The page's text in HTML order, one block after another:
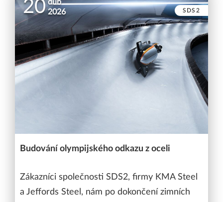
20 dub
2026
SDS2
Budování olympijského odkazu z oceli
Zákazníci společnosti SDS2, firmy KMA Steel
a Jeffords Steel, nám po dokončení zimních